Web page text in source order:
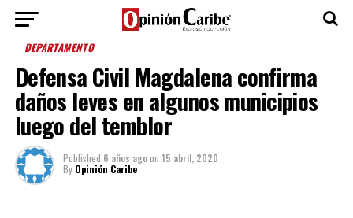
DEPARTAMENTO
Defensa Civil Magdalena confirma
daños leves en algunos municipios
luego del temblor
Published 6 años agoon 15 abril, 2020
By Opinión Caribe